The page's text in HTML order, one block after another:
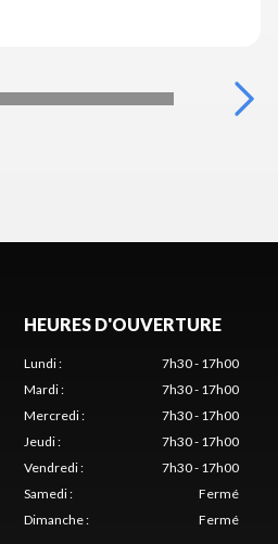
HEURES D'OUVERTURE
Lundi:
7h30 - 17h00
Mardi:
7h30 - 17h00
Mercredi:
7h30 - 17h00
Jeudi:
7h30 - 17h00
Vendredi:
7h30 - 17h00
Samedi:
Fermé
Dimanche: Fermé